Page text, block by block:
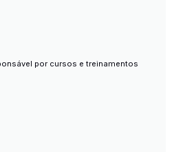
por cursos e treinamentos